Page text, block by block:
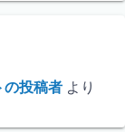
の投稿者 より